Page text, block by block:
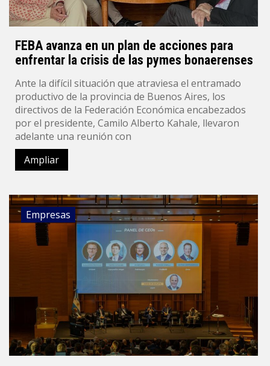
FEBA avanza en un plan de acciones para
enfrentar la crisis de las pymes bonaerenses
Ante la difícil situación que atraviesa el entramado
productivo de la provincia de Buenos Aires, los
directivos de la Federación Económica encabezados
por el presidente, Camilo Alberto Kahale, llevaron
adelante una reunión con
Ampliar
Empresas